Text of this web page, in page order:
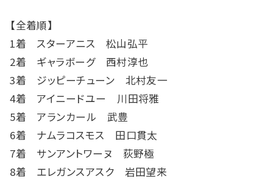
【全着順】
1着 スターアニス 松山弘平
2着 ギャラボーグ 西村淳也
3着 ジッピーチューン 北村友一
4着 アイニードユー 川田将雅
5着 アランカール 武豊
6着 ナムラコスモス 田口貫太
7着 サンアントワーヌ 荻野極
8着 エレガンスアスク 岩田望来